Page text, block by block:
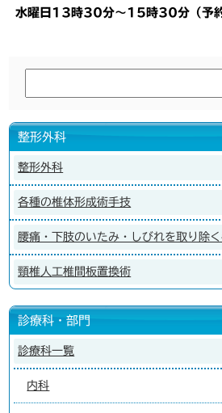
水曜日13時30分～15時30分（予約
索:
整形外科
整形外科
各種の椎体形成術手技
腰痛・下肢のいたみ・しびれを取り除
頸椎人工椎間板置換術
診療科・部門
診療科一覧
内科